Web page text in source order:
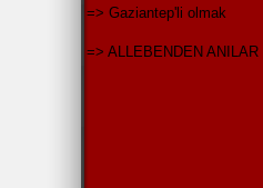
=> Gaziantep'li olmak
=> ALLEBENDEN ANILAR